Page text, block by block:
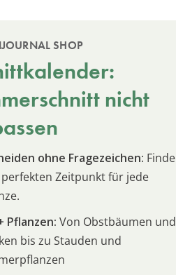
SHOP
nicht
ohne Fragezeichen: Finde
Zeitpunkt für jede
Pflanzen: Von Obstbäumen und
bis zu Stauden und